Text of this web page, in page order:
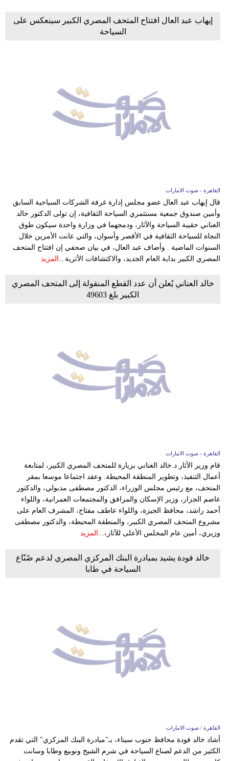
إيهاب عبد العال افتتاح المتحف المصري الكبير سينعكس على
السياحة
القاهرة - صوت الامارات
قال إيهاب عبد العال عضو مجلس إدارة غرفة الشركات السياحية السابق
وأمين صندوق جمعية مستثمري السياحة الثقافية، إن تولى الدكتور خالد
العناني حقيبة السياحة والآثار، ودمجهما في وزارة واحدة سيكون طوق
النجاة للسياحة الثقافية في الأقصر وأسوان، والتي عانت الأمرين خلال
السنوات الماضية . وأضاف عبد العال، في بيان صحفي إن افتتاح المتحف
المصري الكبير بداية العام الجديد، والاكتشافات الأثرية... المزيد
خالد العناني يُعلن أن عدد القطع المنقولة إلى المتحف المصري
الكبير بلغ 49603
القاهرة - صوت الامارات
قام وزير الأثار د.خالد العناني بزيارة للمتحف المصري الكبير، لمتابعة
أعمال التنفيذ، وتطوير المنطقة المحيطة. وعقد اجتماعا موسعا بمقر
المتحف، مع رئيس مجلس الوزراء، الدكتور مصطفى مدبولي، والدكتور
عاصم الجزار، وزير الإسكان والمرافق والمجتمعات العمرانية، واللواء
أحمد راشد، محافظ الجيزة، واللواء عاطف مفتاح، المشرف العام على
مشروع المتحف المصري الكبير، والمنطقة المحيطة، والدكتور مصطفى
وزيري، أمين عام المجلس الأعلى للآثار،...
المزيد
خالد فودة يشيد بمبادرة البنك المركزي المصري لدعم صُنّاع
السياحة في طابا
القاهرة / صوت الامارات
أشاد خالد فودة محافظ جنوب سيناء، بـ"مبادرة البنك المركزي" التي تقدم
الكثير من الدعم لصناع السياحة في شرم الشيخ ونوبيع وطابا وسانت